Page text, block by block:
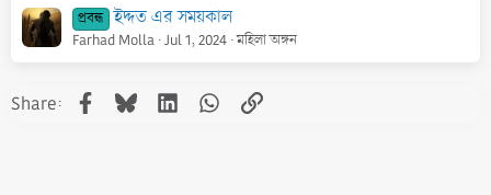
প্রবন্ধ ইদ্দত এর সময়কাল
Farhad Molla Jul 1, 2024 মহিলা অঙ্গন
Share: Facebook
BlueskyLinkedInWhatsApp
Link